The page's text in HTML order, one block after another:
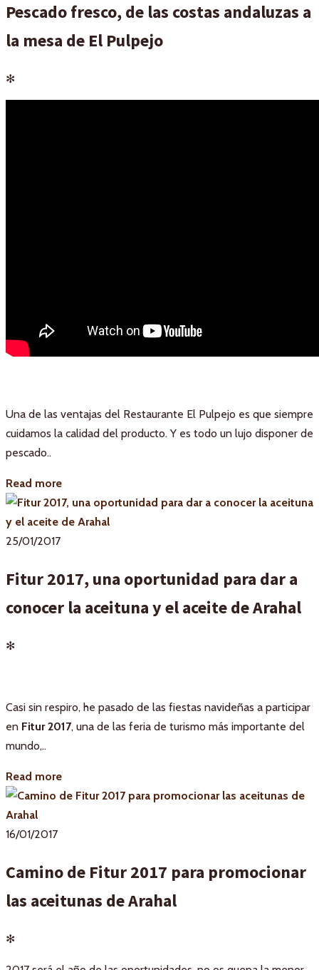
Pescado fresco, de las costas andaluzas a
la mesa de El Pulpejo
✻
Una de las ventajas del Restaurante El Pulpejo es que siempre
cuidamos la calidad del producto. Y es todo un lujo disponer de
pescado..
Read more
25/01/2017
Fitur 2017, una oportunidad para dar a
conocer la aceituna y el aceite de Arahal
✻
Casi sin respiro, he pasado de las fiestas navideñas a participar
en Fitur 2017, una de las feria de turismo más importante del
mundo,..
Read more
16/01/2017
Camino de Fitur 2017 para promocionar
las aceitunas de Arahal
✻